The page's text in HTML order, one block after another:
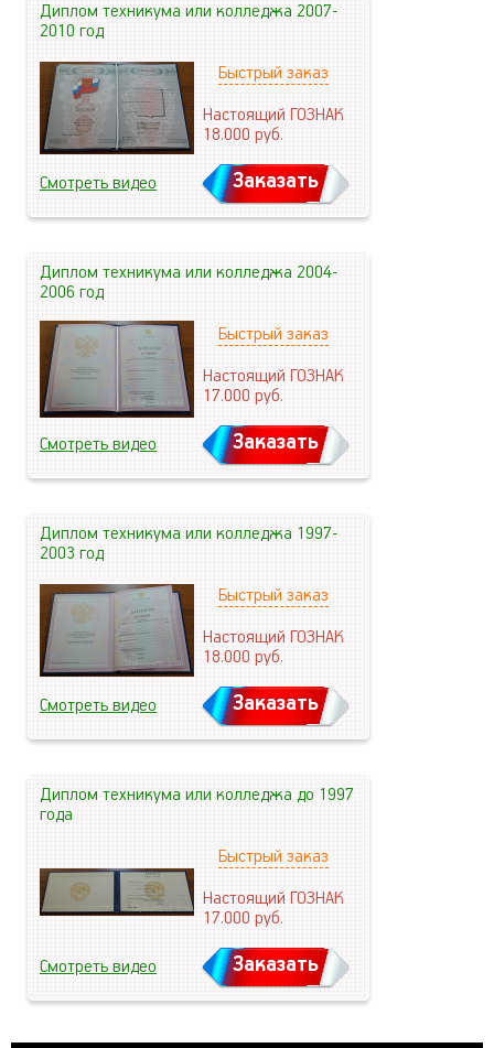
Диплом техникума или колледжа 2007-
2010 год
Быстрый заказ
Настоящий ГОЗНАК
18.000руб.
Смотреть видео Заказать
Диплом техникума или колледжа 2004-
2006 год
Быстрый заказ
Настоящий ГОЗНАК
17.000руб.
Смотреть видео Заказать
Диплом техникума или колледжа 1997-
2003 год
Быстрый заказ
Настоящий ГОЗНАК
18.000руб.
Смотреть видео Заказать
Диплом техникума или колледжа до 1997
года
Быстрый заказ
Настоящий ГОЗНАК
17.000руб.
Смотреть видео Заказать